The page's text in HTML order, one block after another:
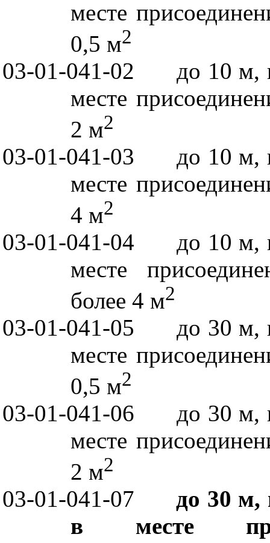
месте
0,5 м2
03-01-041-02
до 10 м,
месте
2 м2
03-01-041-03
до 10 м,
месте
4 м2
03-01-041-04
до 10 м,
месте
более 4 м2
03-01-041-05
до 30 м,
месте
0,5 м2
03-01-041-06
до 30 м,
месте
2 м2
03-01-041-07
до 30 м,
в месте